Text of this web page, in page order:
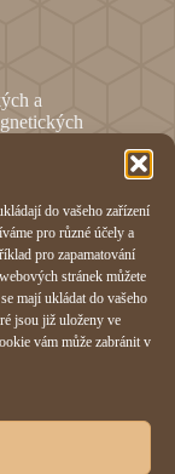
do vašeho zařízení
pro různé účely a
pro zapamatování
stránek můžete
mají ukládat do vašeho
jsou již uloženy ve
vám může zabránit v
a